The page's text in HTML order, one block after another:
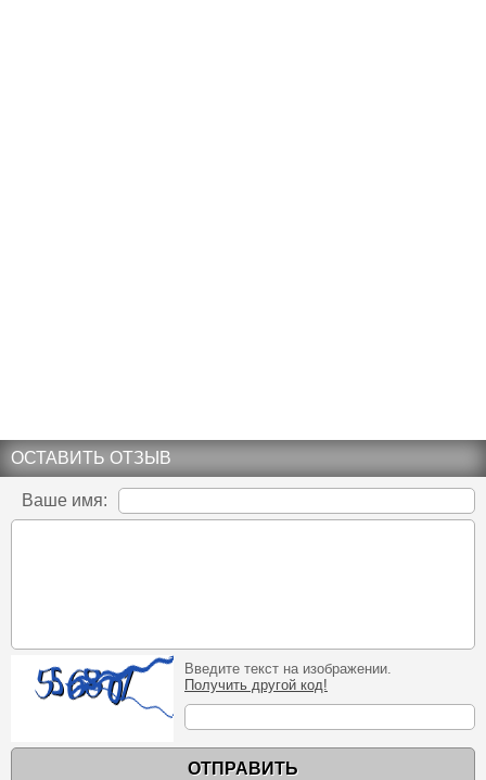
ОСТАВИТЬ ОТЗЫВ
Ваше имя:
Введите текст на изображении.
Получить другой код!
ОТПРАВИТЬ